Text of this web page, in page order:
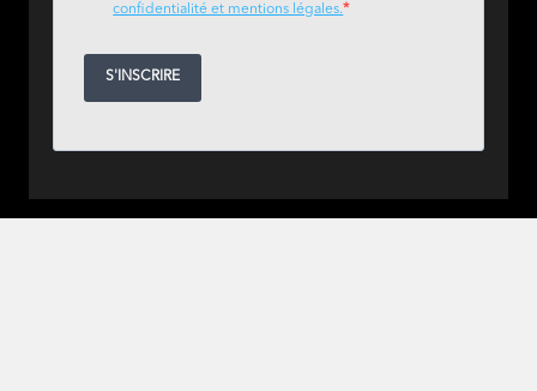
confidentialité et mentions légales.
S'INSCRIRE